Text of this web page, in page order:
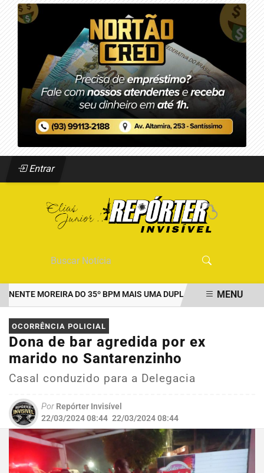
Entrar
MOREIRA DO 35º BPM MAIS UMA DUPLA PRESA POR TRÁFICO
EM ALTA
MENU
OCORRÊNCIA POLICIAL
Dona de bar agredida por ex
marido no Santarenzinho
Casal conduzido para a Delegacia
Por Repórter Invisível
22/03/2024 08:44 22/03/2024 08:44